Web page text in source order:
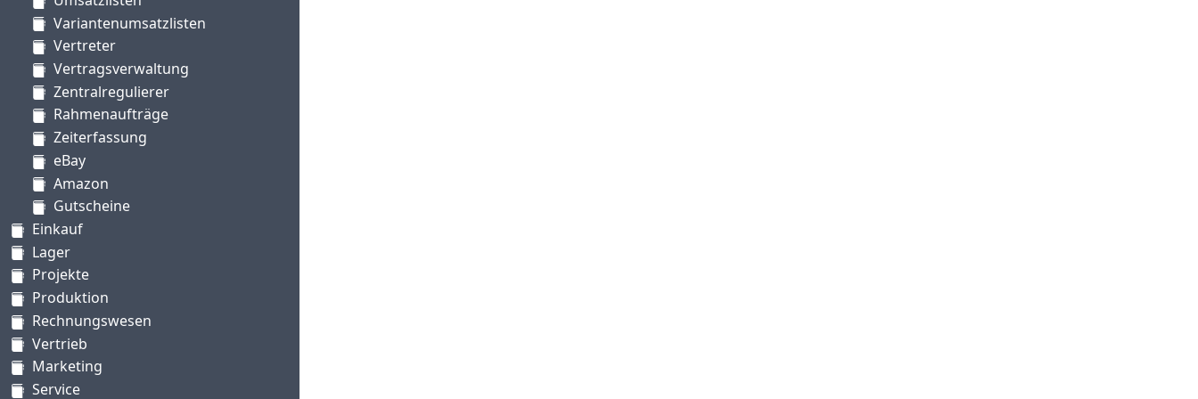
Variantenumsatzlisten
Vertreter
Vertragsverwaltung
Zentralregulierer
Rahmenaufträge
Zeiterfassung
eBay
Amazon
Gutscheine
Einkauf
Lager
Projekte
Produktion
Rechnungswesen
Vertrieb
Marketing
Service